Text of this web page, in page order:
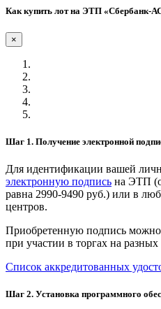
Как купить лот на ЭТП «Сбербанк-
×
Шаг 1. Получение электронной
Для идентификации вашей
электронную подпись на ЭТП
равна 2990-9490 руб.) или в
центров.
Приобретенную подпись можно
при участии в торгах на
Список аккредитованных
Шаг 2. Установка программного